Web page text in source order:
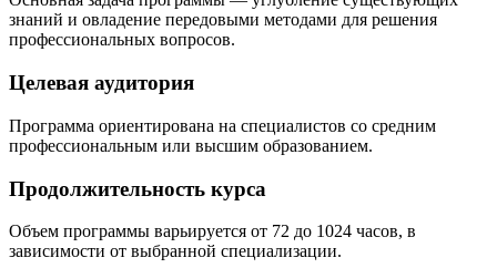
знаний и овладение передовыми методами для решения
профессиональных вопросов.
Целевая аудитория
Программа ориентирована на специалистов со средним
профессиональным или высшим образованием.
Продолжительность курса
Объем программы варьируется от 72 до 1024 часов, в
зависимости от выбранной специализации.